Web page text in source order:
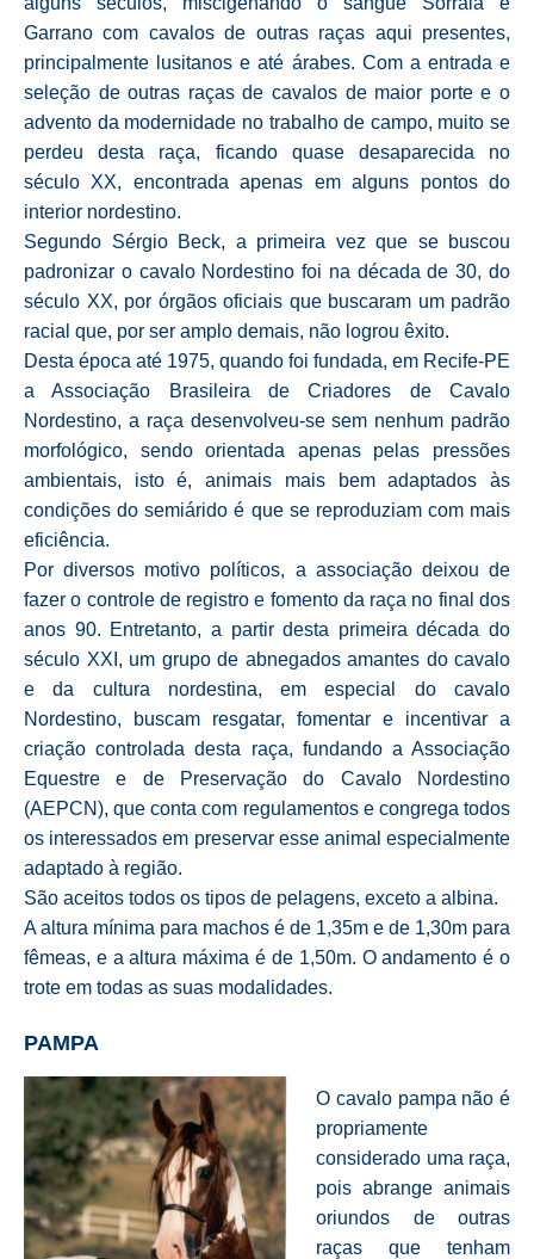
Garrano com cavalos de outras raças aqui presentes,
principalmente lusitanos e até árabes. Com a entrada e
seleção de outras raças de cavalos de maior porte e o
advento da modernidade no trabalho de campo, muito se
perdeu desta raça, ficando quase desaparecida no
século XX, encontrada apenas em alguns pontos do
interior nordestino.
Segundo Sérgio Beck, a primeira vez que se buscou
padronizar o cavalo Nordestino foi na década de 30, do
século XX, por órgãos oficiais que buscaram um padrão
racial que, por ser amplo demais, não logrou êxito.
Desta época até 1975, quando foi fundada, em Recife-PE
a Associação Brasileira de Criadores de Cavalo
Nordestino, a raça desenvolveu-se sem nenhum padrão
morfológico, sendo orientada apenas pelas pressões
ambientais, isto é, animais mais bem adaptados às
condições do semiárido é que se reproduziam com mais
eficiência.
Por diversos motivo políticos, a associação deixou de
fazer o controle de registro e fomento da raça no final dos
anos 90. Entretanto, a partir desta primeira década do
século XXI, um grupo de abnegados amantes do cavalo
e da cultura nordestina, em especial do cavalo
Nordestino, buscam resgatar, fomentar e incentivar a
criação controlada desta raça, fundando a Associação
Equestre e de Preservação do Cavalo Nordestino
(AEPCN), que conta com regulamentos e congrega todos
os interessados em preservar esse animal especialmente
adaptado à região.
São aceitos todos os tipos de pelagens, exceto a albina.
A altura mínima para machos é de 1,35m e de 1,30m para
fêmeas, e a altura máxima é de 1,50m. O andamento é o
trote em todas as suas modalidades.
PAMPA
O cavalo pampa não é
propriamente
considerado uma raça,
pois abrange animais
oriundos de outras
raças que tenham